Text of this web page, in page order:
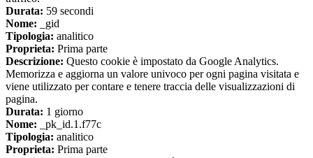
Durata: 59 secondi
Nome: _gid
Tipologia: analitico
Proprieta: Prima parte
Descrizione: Questo cookie è impostato da Google Analytics.
Memorizza e aggiorna un valore univoco per ogni pagina visitata e
viene utilizzato per contare e tenere traccia delle visualizzazioni di
pagina.
Durata: 1 giorno
Nome: _pk_id.1.f77c
Tipologia: analitico
Proprieta: Prima parte